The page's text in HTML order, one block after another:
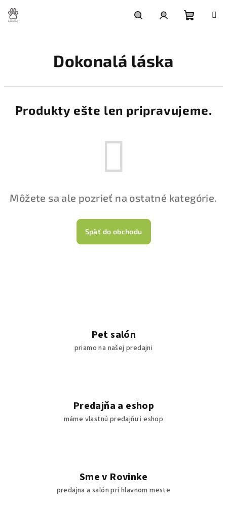
obsah
Dokonalá láska
Produkty ešte len pripravujeme.
Môžete sa ale pozrieť na ostatné kategórie.
Späť do obchodu
Pet salón
priamo na našej predajni
Predajňa a eshop
máme vlastnú predajňu i eshop
Sme v Rovinke
predajna a salón pri hlavnom meste